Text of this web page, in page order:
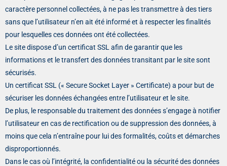
caractère personnel collectées, à ne pas les transmettre à des tiers
sans que l’utilisateur n’en ait été informé et à respecter les finalités
pour lesquelles ces données ont été collectées.
Le site dispose d’un certificat SSL afin de garantir que les
informations et le transfert des données transitant par le site sont
sécurisés.
Un certificat SSL (« Secure Socket Layer » Certificate) a pour but de
sécuriser les données échangées entre l’utilisateur et le site.
De plus, le responsable du traitement des données s’engage à notifier
l’utilisateur en cas de rectification ou de suppression des données, à
moins que cela n’entraîne pour lui des formalités, coûts et démarches
disproportionnés.
Dans le cas où l’intégrité, la confidentialité ou la sécurité des données